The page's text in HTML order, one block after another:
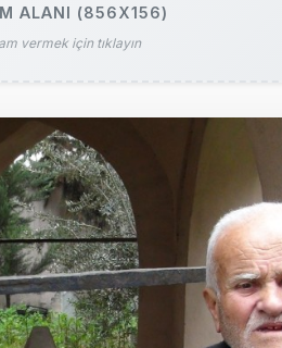
ALANI (856X156)
vermek için tıklayın